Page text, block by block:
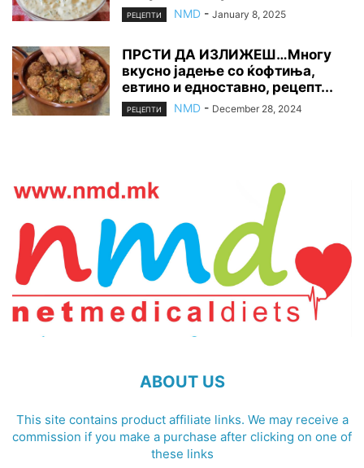
РЕЦЕПТИ NMD - January 8, 2025
ПРСТИ ДА ИЗЛИЖЕШ…Многу
вкусно јадење со ќофтиња,
евтино и едноставно, рецепт...
РЕЦЕПТИ NMD - December 28, 2024
ABOUT US
This site contains product affiliate links. We may receive a
commission if you make a purchase after clicking on one of
these links